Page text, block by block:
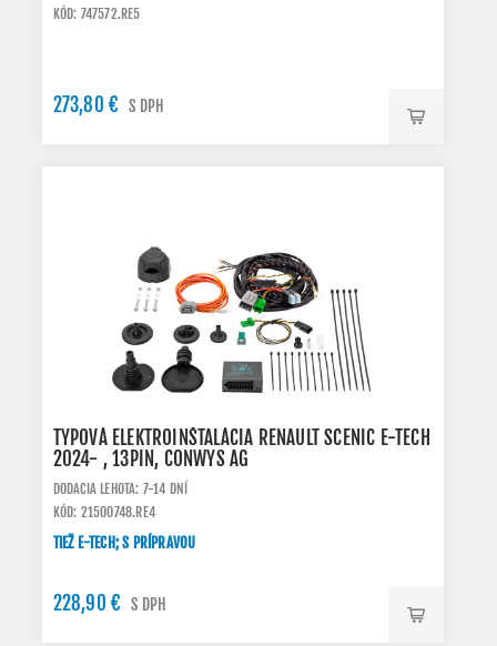
KÓD: 747572.RE5
273,80 € S DPH
TYPOVÁ ELEKTROINŠTALÁCIA RENAULT SCENIC E-TECH
2024- , 13PIN, CONWYS AG
DODACIA LEHOTA: 7-14 DNÍ
KÓD: 21500748.RE4
TIEŽ E-TECH; S PRÍPRAVOU
228,90 € S DPH